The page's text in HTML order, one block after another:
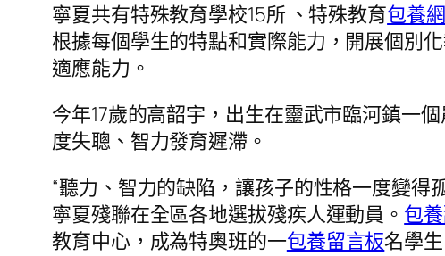
寧夏共有特殊教育學校15所 、特殊教育包養網
根據每個學生的特點和實際能力，開展個別
適應能力。
今年17歲的高韶宇，出生在靈武市臨河鎮一
度失聰、智力發育遲滯。
“聽力、智力的缺陷，讓孩子的性格一度變得
寧夏殘聯在全區各地選拔殘疾人運動員。 包
教育中心，成為特奧班的一包養留言板名學生